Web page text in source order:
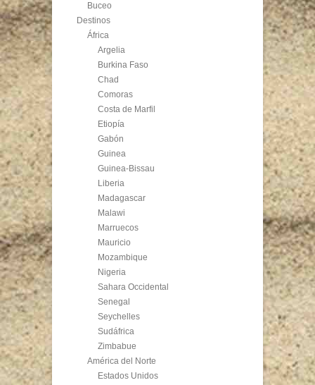
Buceo
Destinos
África
Argelia
Burkina Faso
Chad
Comoras
Costa de Marfil
Etiopía
Gabón
Guinea
Guinea-Bissau
Liberia
Madagascar
Malawi
Marruecos
Mauricio
Mozambique
Nigeria
Sahara Occidental
Senegal
Seychelles
Sudáfrica
Zimbabue
América del Norte
Estados Unidos